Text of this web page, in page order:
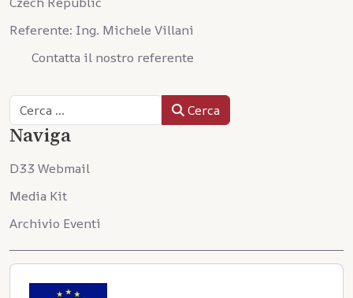
Referente: Ing. Michele Villani
Contatta il nostro referente
Cerca Cerca
Naviga
D33 Webmail
Media Kit
Archivio Eventi